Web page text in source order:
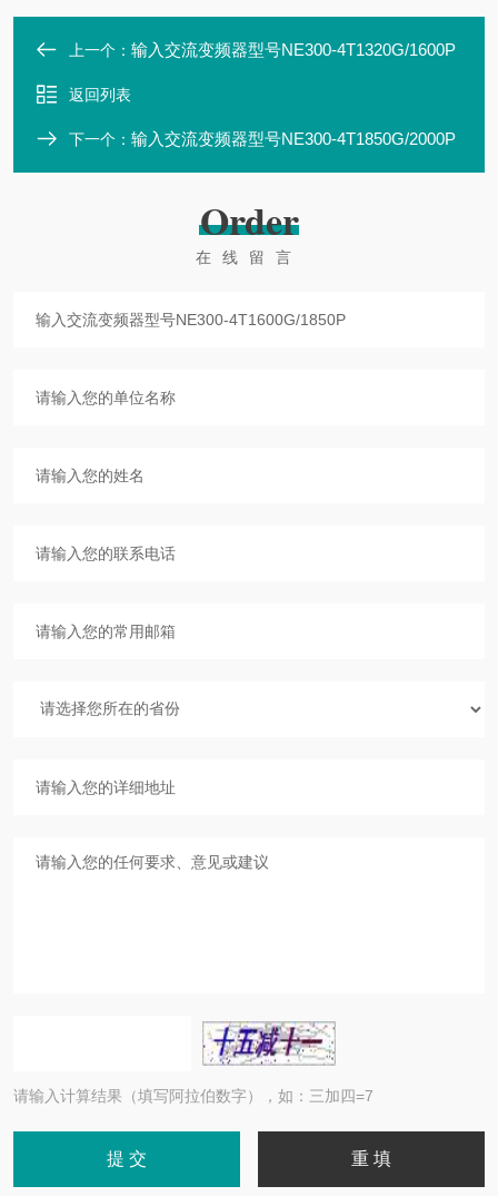
上一个： 输入交流变频器型号NE300-4T1320G/1600P
返回列表
下一个： 输入交流变频器型号NE300-4T1850G/2000P
Order
在线留言
请输入计算结果（填写阿拉伯数字），如：三加四=7